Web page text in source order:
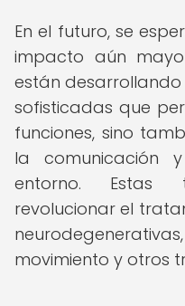
En el futuro, se
impacto aún
están
sofisticadas que
funciones, sino
la comunicación
entorno. Estas
revolucionar el
movimiento y otros